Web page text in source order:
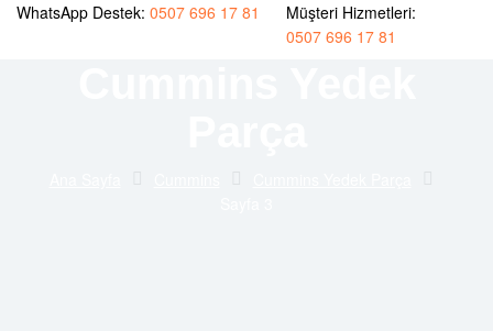
WhatsApp Destek: 0507 696 17 81
Müşteri Hizmetleri:
0507 696 17 81